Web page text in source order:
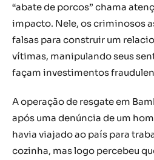
“abate de porcos” chama
impacto. Nele, os criminosos
falsas para construir um
vítimas, manipulando seus
façam investimentos
A operação de resgate em
após uma denúncia de um
havia viajado ao país para
cozinha, mas logo percebeu